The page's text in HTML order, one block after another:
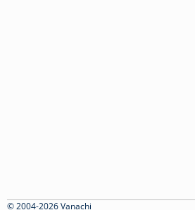
© 2004-2026 Vanachi